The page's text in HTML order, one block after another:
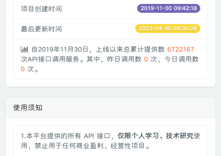
2019-11-30 09:42:18
项目创建时间
2023-04-30 08:30:28
最后更新时间
自2019年11月30日，上线以来总累计提供数 6722167
次API接口调用服务。其中，昨日调用数 0 次，今日调用数
0 次。
使用须知
1.本平台提供的所有 API 接口， 仅限个人学习、技术研究使
用，禁止用于任何商业盈利、经营性项目。